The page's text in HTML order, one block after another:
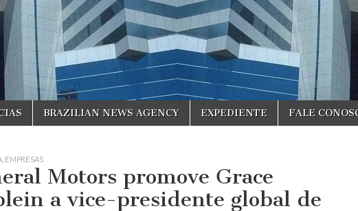
BRAZILIAN NEWS AGENCY EXPEDIENTE FALE
EMPRESAS
Motors promove Grace
a vice-presidente global de